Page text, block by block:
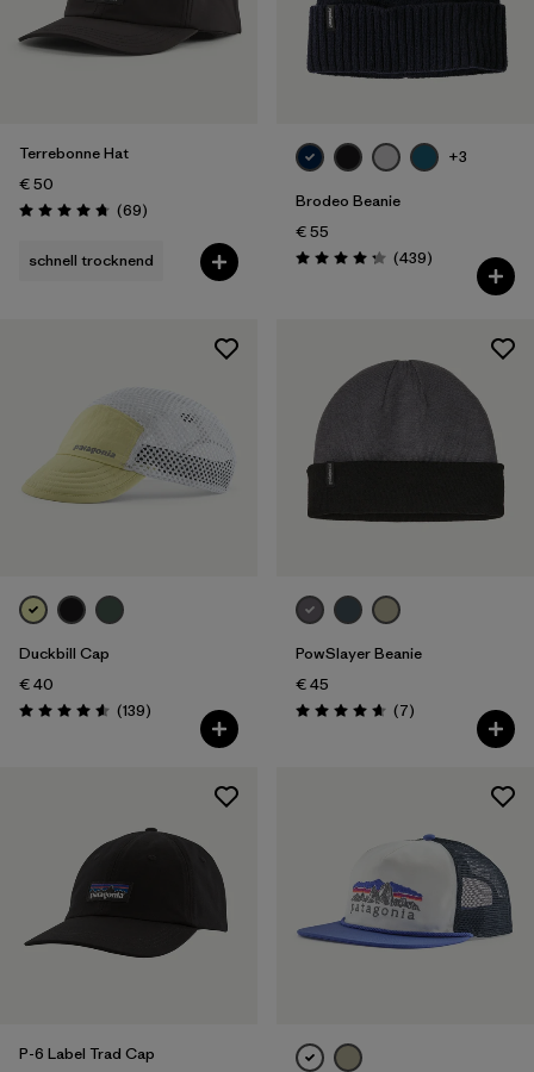
Terrebonne Hat
€ 50
Bewertung: 4.8 / 5
(69Rezensionen
)
schnell trocknend
+3
Brodeo Beanie
€ 55
Bewertung: 4.3 / 5
(439Rezensionen
)
Duckbill Cap
€ 40
Bewertung: 4.6 / 5
(139Rezensionen
)
PowSlayer Beanie
€ 45
Bewertung: 4.7 / 5
(7Rezensionen
)
P-6 Label Trad Cap